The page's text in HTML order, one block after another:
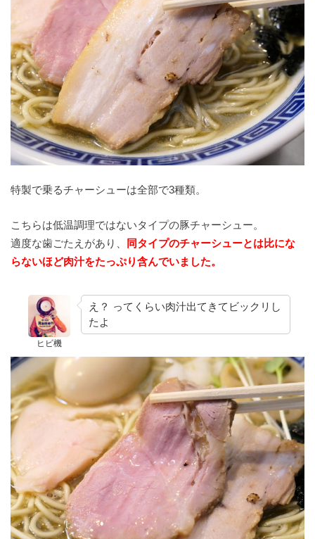
特製で乗るチャーシューは全部で3種類。
こちらは低温調理ではないタイプの豚チャーシュー。
適度な歯ごたえがあり、
同タイプのチャーシューとは比にな
らないほど肉汁をたっぷり含んでいました。
ヒビ機
え？ ってくらい肉汁出てきてビックリし
たよ